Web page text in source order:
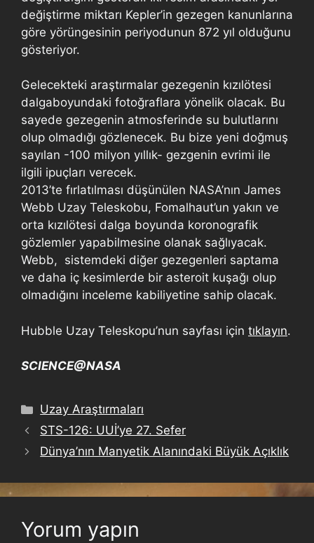
değiştirme miktarı Kepler’in gezegen kanunlarına
göre yörüngesinin periyodunun 872 yıl olduğunu
gösteriyor.
Gelecekteki araştırmalar gezegenin kızılötesi
dalgaboyundaki fotoğraflara yönelik olacak. Bu
sayede gezegenin atmosferinde su bulutlarını
olup olmadığı gözlenecek. Bu bize yeni doğmuş
sayılan -100 milyon yıllık- gezgenin evrimi ile
ilgili ipuçları verecek.
2013’te fırlatılması düşünülen NASA’nın James
Webb Uzay Teleskobu, Fomalhaut’un yakın ve
orta kızılötesi dalga boyunda koronografik
gözlemler yapabilmesine olanak sağlıyacak.
Webb, sistemdeki diğer gezegenleri saptama
ve daha iç kesimlerde bir asteroit kuşağı olup
olmadığını inceleme kabiliyetine sahip olacak.
Hubble Uzay Teleskopu’nun sayfası için tıklayın.
SCIENCE@NASA
Uzay Araştırmaları
STS-126: UUİ’ye 27. Sefer
Dünya’nın Manyetik Alanındaki Büyük Açıklık
Yorum yapın